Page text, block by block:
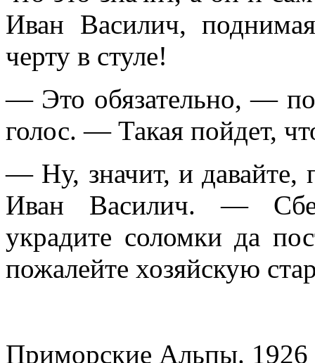
Иван Василич,
черту в стуле!
— Это обязательно, —
голос. — Такая пойдет,
— Ну, значит, и давайте,
Иван Василич. —
украдите соломки да
пожалейте хозяйскую
Приморские Альпы. 1926